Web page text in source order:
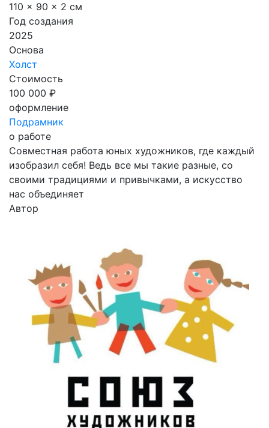
110 x 90 x 2 см
Год создания
2025
Основа
Холст
Стоимость
100 000 ₽
оформление
Подрамник
о работе
Совместная работа юных художников, где каждый
изобразил себя! Ведь все мы такие разные, со
своими традициями и привычками, а искусство
нас объединяет
Автор